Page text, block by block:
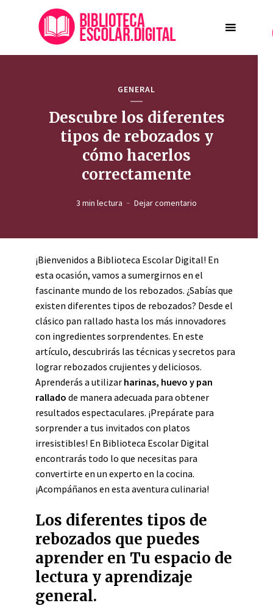
GENERAL
Descubre los diferentes
tipos de rebozados y
cómo hacerlos
correctamente
3 min lectura Dejar comentario
¡Bienvenidos a Biblioteca Escolar Digital! En
esta ocasión, vamos a sumergirnos en el
fascinante mundo de los rebozados. ¿Sabías que
existen diferentes tipos de rebozados? Desde el
clásico pan rallado hasta los más innovadores
con ingredientes sorprendentes. En este
artículo, descubrirás las técnicas y secretos para
lograr rebozados crujientes y deliciosos.
Aprenderás a utilizar harinas, huevo y pan
rallado de manera adecuada para obtener
resultados espectaculares. ¡Prepárate para
sorprender a tus invitados con platos
irresistibles! En Biblioteca Escolar Digital
encontrarás todo lo que necesitas para
convertirte en un experto en la cocina.
¡Acompáñanos en esta aventura culinaria!
Los diferentes tipos de
rebozados que puedes
aprender en Tu espacio de
lectura y aprendizaje
general.